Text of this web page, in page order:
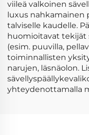
viileä valkoinen
luxus nahkamainen
talviselle kaudelle.
huomioitavat tekijät
(esim. puuvilla,
toiminnallisten
narujen, läsnäolon.
yhteydenottamalla